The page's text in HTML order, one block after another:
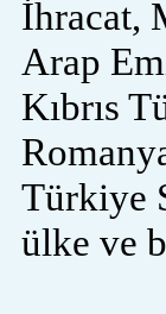
İhracat,
Arap
Kıbrıs
Türkiye
ülke ve